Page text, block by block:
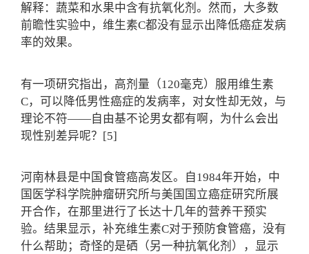
解释：蔬菜和水果中含有抗氧化剂。然而，大多数
前瞻性实验中，维生素C都没有显示出降低癌症发病
率的效果。
有一项研究指出，高剂量（120毫克）服用维生素
C，可以降低男性癌症的发病率，对女性却无效，与
理论不符——自由基不论男女都有啊，为什么会出
现性别差异呢？[5]
河南林县是中国食管癌高发区。自1984年开始，中
国医学科学院肿瘤研究所与美国国立癌症研究所展
开合作，在那里进行了长达十几年的营养干预实
验。结果显示，补充维生素C对于预防食管癌，没有
什么帮助；奇怪的是硒（另一种抗氧化剂），显示